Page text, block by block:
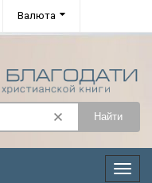
Валюта
Найти
Меню